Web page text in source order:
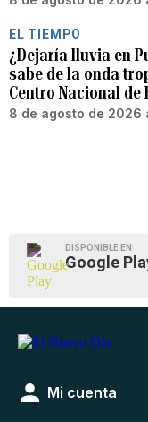
EL TIEMPO
¿Dejaría lluvia en
sabe de la onda
Centro Nacional de
8 de agosto de 2026
DISPONIBLE EN
Google
Mi cuenta